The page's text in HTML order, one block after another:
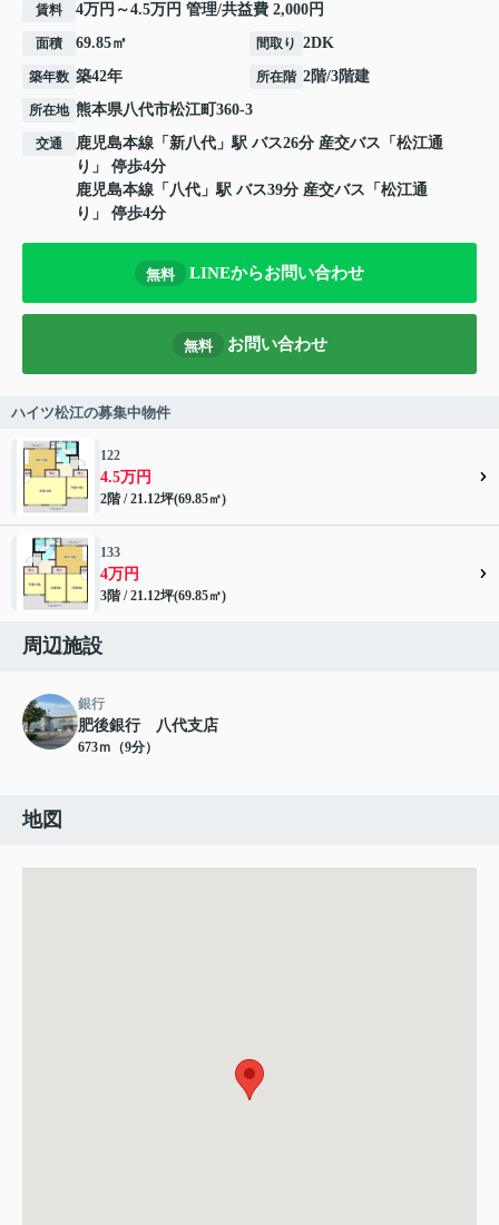
賃料 4万円～4.5万円 管理/共益費 2,000円
面積 69.85㎡ 間取り 2DK
築年数 築42年 所在階 2階/3階建
所在地 熊本県八代市松江町 360-3
交通 鹿児島本線 「 新八代 」駅 バス26分 産交バス「松江通
り」 停歩4分
鹿児島本線 「 八代 」駅 バス39分 産交バス「松江通
り」 停歩4分
無料 LINEからお問い合わせ
無料 お問い合わせ
ハイツ松江の募集中物件
122
4.5万円
2階 / 21.12坪(69.85㎡)
133
4万円
3階 / 21.12坪(69.85㎡)
周辺施設
銀行
肥後銀行 八代支店
673ｍ（9分）
地図